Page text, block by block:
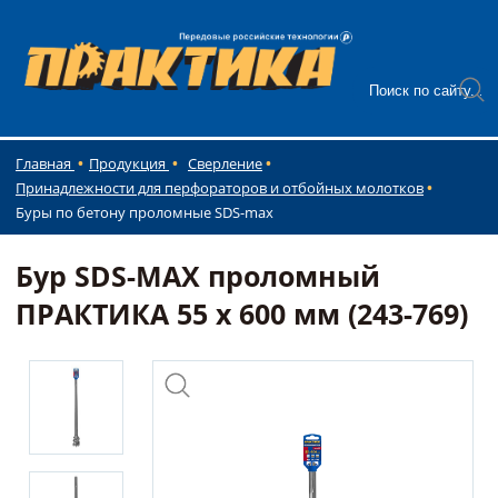
Главная Продукция
Сверление
Принадлежности для перфораторов и отбойных молотков
Буры по бетону проломные SDS-max
Бур SDS-MAX проломный
ПРАКТИКА 55 х 600 мм (243-769)